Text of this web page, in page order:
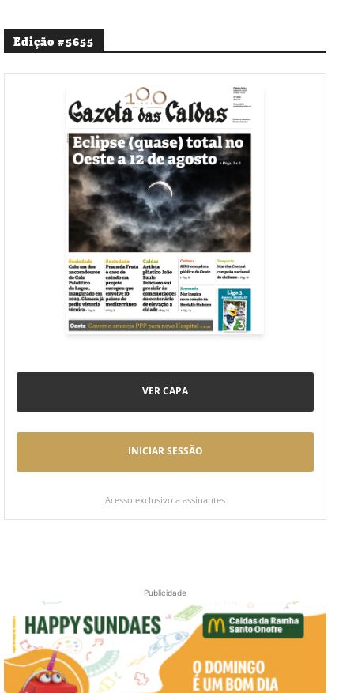
Edição #5655
VER CAPA
INICIAR SESSÃO
Acesso exclusivo a assinantes
Publicidade